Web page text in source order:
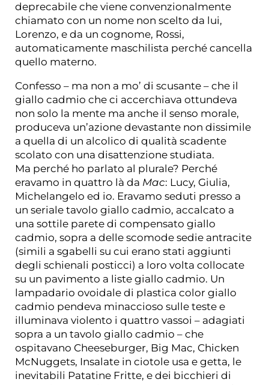
deprecabile che viene convenzionalmente
chiamato con un nome non scelto da lui,
Lorenzo, e da un cognome, Rossi,
automaticamente maschilista perché cancella
quello materno.
Confesso – ma non a mo’ di scusante – che il
giallo cadmio che ci accerchiava ottundeva
non solo la mente ma anche il senso morale,
produceva un’azione devastante non dissimile
a quella di un alcolico di qualità scadente
scolato con una disattenzione studiata.
Ma perché ho parlato al plurale? Perché
eravamo in quattro là da Mac: Lucy, Giulia,
Michelangelo ed io. Eravamo seduti presso a
un seriale tavolo giallo cadmio, accalcato a
una sottile parete di compensato giallo
cadmio, sopra a delle scomode sedie antracite
(simili a sgabelli su cui erano stati aggiunti
degli schienali posticci) a loro volta collocate
su un pavimento a liste giallo cadmio. Un
lampadario ovoidale di plastica color giallo
cadmio pendeva minaccioso sulle teste e
illuminava violento i quattro vassoi – adagiati
sopra a un tavolo giallo cadmio – che
ospitavano Cheeseburger, Big Mac, Chicken
McNuggets, Insalate in ciotole usa e getta, le
inevitabili Patatine Fritte, e dei bicchieri di